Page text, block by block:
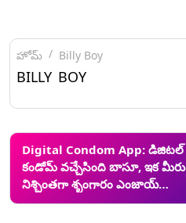
హోమ్ Billy Boy
BILLY BOY
Digital Condom App: డిజిటల్
కండోమ్ వచ్చేసింది బాసూ, ఇక మీరు
నిశ్చింతగా శృంగారం ఎంజాయ్
చేయవచ్చు, రహస్య కెమెరాలు,